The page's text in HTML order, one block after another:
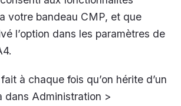
votre bandeau CMP, et que
l’option dans les paramètres de
à chaque fois qu’on hérite d’un
dans Administration >